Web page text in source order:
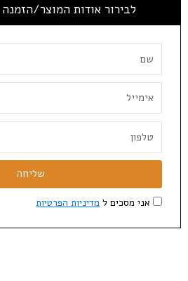
לבירור אודות המוצר/
אני מסכים ל מדיניות הפרטיות
שליחה